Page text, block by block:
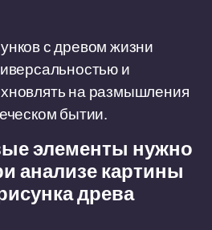
с древом жизни
и
на размышления
бытии.
элементы нужно
анализе картины
древа